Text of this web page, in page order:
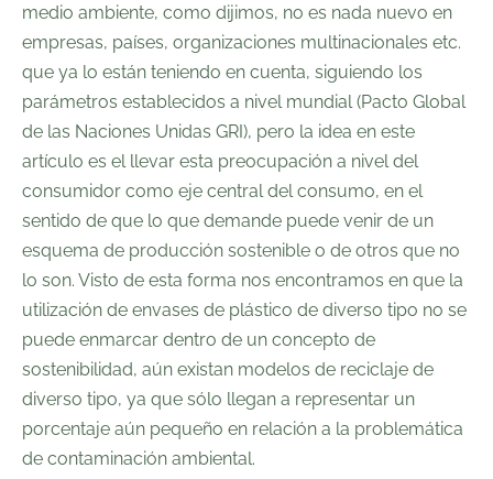
medio ambiente, como dijimos, no es nada nuevo en
empresas, países, organizaciones multinacionales etc.
que ya lo están teniendo en cuenta, siguiendo los
parámetros establecidos a nivel mundial (Pacto Global
de las Naciones Unidas GRI), pero la idea en este
artículo es el llevar esta preocupación a nivel del
consumidor como eje central del consumo, en el
sentido de que lo que demande puede venir de un
esquema de producción sostenible o de otros que no
lo son. Visto de esta forma nos encontramos en que la
utilización de envases de plástico de diverso tipo no se
puede enmarcar dentro de un concepto de
sostenibilidad, aún existan modelos de reciclaje de
diverso tipo, ya que sólo llegan a representar un
porcentaje aún pequeño en relación a la problemática
de contaminación ambiental.